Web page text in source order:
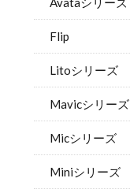
Flip
Litoシリーズ
Mavicシリーズ
Micシリーズ
Miniシリーズ